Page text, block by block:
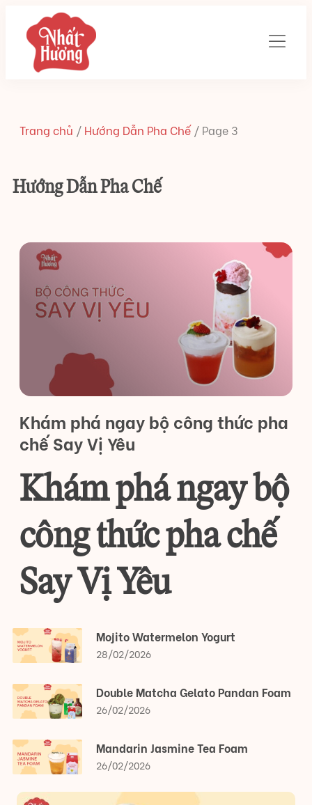
Trang chủ / Hướng Dẫn Pha Chế/ Page 3
Hướng Dẫn Pha Chế
Khám phá ngay bộ công thức pha
chế Say Vị Yêu
Khám phá ngay bộ
công thức pha chế
Say Vị Yêu
Mojito Watermelon Yogurt
28/02/2026
Double Matcha Gelato Pandan Foam
26/02/2026
Mandarin Jasmine Tea Foam
26/02/2026